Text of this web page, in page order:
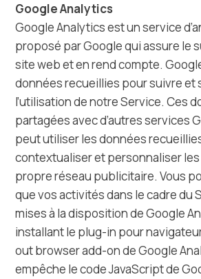
Google Analytics
Google Analytics est un service
proposé par Google qui assure le
site web et en rend compte.
données recueillies pour suivre et
l’utilisation de notre Service. Ces
partagées avec d’autres services
peut utiliser les données
contextualiser et personnaliser
propre réseau publicitaire. Vous
que vos activités dans le cadre du
mises à la disposition de Google
installant le plug-in pour
out browser add-on de Google
empêche le code JavaScript de